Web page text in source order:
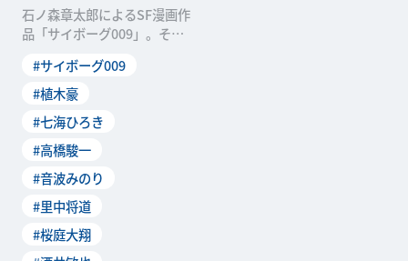
石ノ森章太郎によるSF漫画作
品「サイボーグ009」。その
の舞台化が決定しました。不
朽の名作の舞台化における詳
製作発表記者会見にて明らか
に。本稿ではその...
#サイボーグ009
#植木豪
#七海ひろき
#高橋駿一
#音波みのり
#里中将道
#桜庭大翔